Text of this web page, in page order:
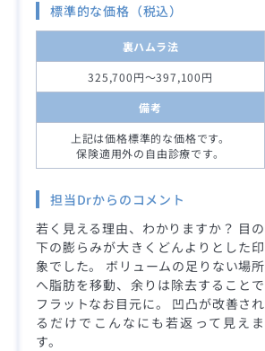
標準的な価格（税込）
裏ハムラ法
325,700円～397,100円
備考
上記は価格標準的な価格です。
保険適用外の自由診療です。
担当Drからのコメント
若く見える理由、わかりますか？ 目の
下の膨らみが大きくどんよりとした印
象でした。 ボリュームの足りない場所
へ脂肪を移動、余りは除去することで
フラットなお目元に。 凹凸が改善され
るだけでこんなにも若返って見えま
す。